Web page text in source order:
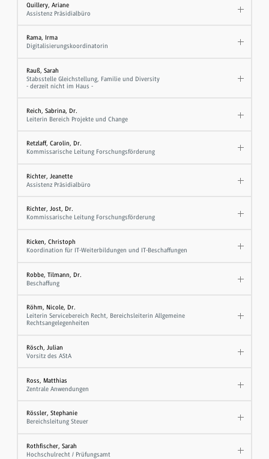
Quillery, Ariane
Assistenz Präsidialbüro
Rama, Irma
Digitalisierungskoordinatorin
Rauß, Sarah
Stabsstelle Gleichstellung, Familie und Diversity
- derzeit nicht im Haus -
Reich, Sabrina, Dr.
Leiterin Bereich Projekte und Change
Retzlaff, Carolin, Dr.
Kommissarische Leitung Forschungsförderung
Richter, Jeanette
Assistenz Präsidialbüro
Richter, Jost, Dr.
Kommissarische Leitung Forschungsförderung
Ricken, Christoph
Koordination für IT-Weiterbildungen und IT-Beschaffungen
Robbe, Tilmann, Dr.
Beschaffung
Röhm, Nicole, Dr.
Leiterin Servicebereich Recht, Bereichsleiterin Allgemeine
Rechtsangelegenheiten
Rösch, Julian
Vorsitz des AStA
Ross, Matthias
Zentrale Anwendungen
Rössler, Stephanie
Bereichsleitung Steuer
Rothfischer, Sarah
Hochschulrecht / Prüfungsamt